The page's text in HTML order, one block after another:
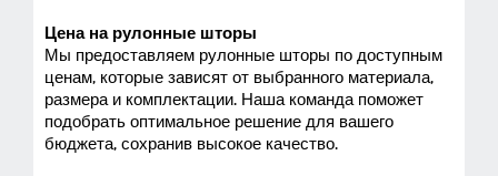
Цена на рулонные шторы
Мы предоставляем рулонные шторы по доступным
ценам, которые зависят от выбранного материала,
размера и комплектации. Наша команда поможет
подобрать оптимальное решение для вашего
бюджета, сохранив высокое качество.